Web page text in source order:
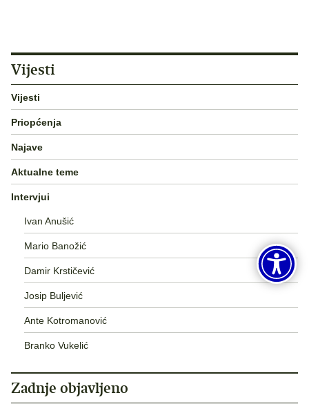
Vijesti
Vijesti
Priopćenja
Najave
Aktualne teme
Intervjui
Ivan Anušić
Mario Banožić
Damir Krstičević
Josip Buljević
Ante Kotromanović
Branko Vukelić
Zadnje objavljeno